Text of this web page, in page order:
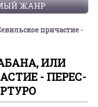
ЖАНР
причастие -
ИЛИ
- ПЕРЕС-